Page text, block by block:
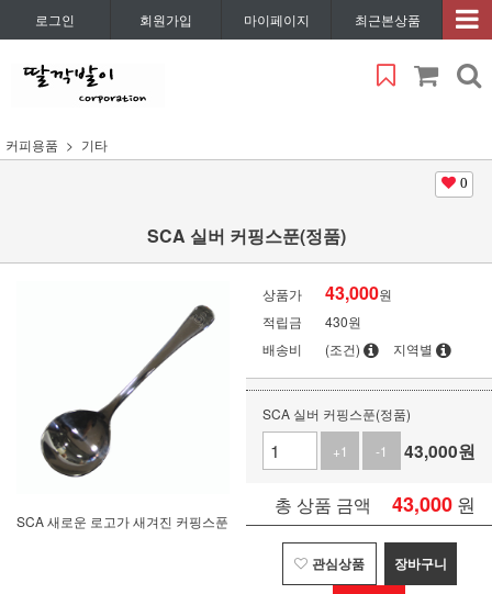
로그인 회원가입 마이페이지 최근본상품
커피용품 기타
0
SCA 실버 커핑스푼(정품)
SCA 새로운 로고가 새겨진 커핑스푼
상품가 43,000원
적립금
430원
배송비
(조건) 지역별
SCA 실버 커핑스푼(정품)
+1
-1 43,000원
총 상품 금액 43,000 원
관심상품 장바구니